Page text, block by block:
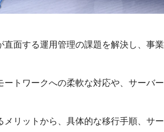
面する運用管理の課題を解決し、事業
トワークへの柔軟な対応や、サーバー
リットから、具体的な移行手順、サー